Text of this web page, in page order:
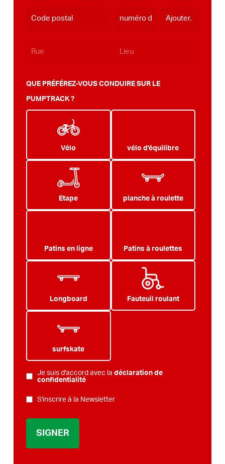
QUE PRÉFÉREZ-VOUS CONDUIRE SUR LE
PUMPTRACK ?
Vélo vélo d'équilibre
Etape planche à roulette
Patins en ligne Patins à roulettes
Longboard Fauteuil roulant
surfskate
POLITIQUE
Je suis d'accord avec la déclaration de
confidentialité
BULLETIN
S'inscrire à la Newsletter